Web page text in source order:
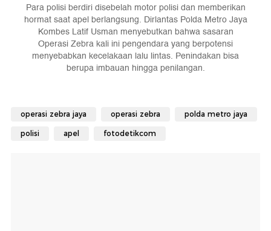
Para polisi berdiri disebelah motor polisi dan memberikan
hormat saat apel berlangsung. Dirlantas Polda Metro Jaya
Kombes Latif Usman menyebutkan bahwa sasaran
Operasi Zebra kali ini pengendara yang berpotensi
menyebabkan kecelakaan lalu lintas. Penindakan bisa
berupa imbauan hingga penilangan.
operasi zebra jaya operasi zebra polda metro jaya
polisi apel fotodetikcom